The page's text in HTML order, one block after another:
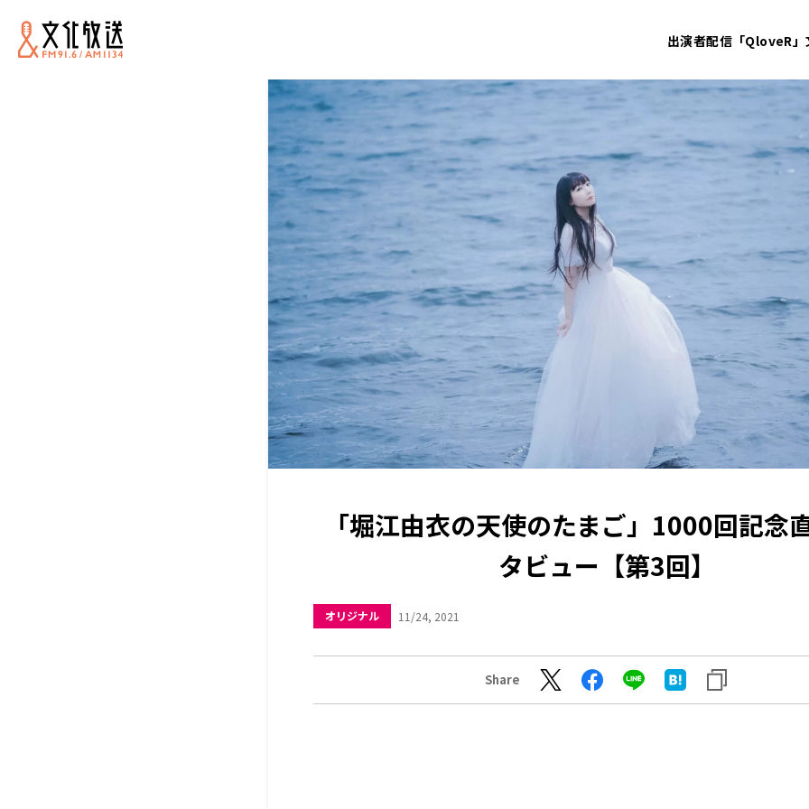
出演者配信「QloveR」
「堀江由衣の天使のたまご」1000回記念
タビュー【第3回】
オリジナル 11/24, 2021
Share